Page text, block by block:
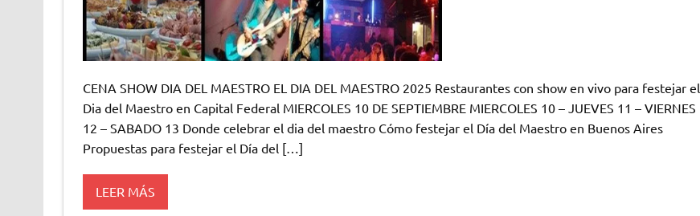
CENA SHOW DIA DEL MAESTRO EL DIA DEL MAESTRO 2025 Restaurantes con show en vivo para festejar el
Dia del Maestro en Capital Federal MIERCOLES 10 DE SEPTIEMBRE MIERCOLES 10 – JUEVES 11 – VIERNES
12 – SABADO 13 Donde celebrar el dia del maestro Cómo festejar el Día del Maestro en Buenos Aires
Propuestas para festejar el Día del […]
LEER MÁS